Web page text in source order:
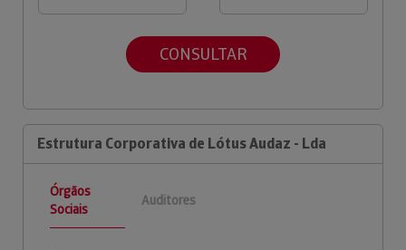
CONSULTAR
Estrutura Corporativa de Lótus Audaz - Lda
Órgãos
Sociais
Auditores